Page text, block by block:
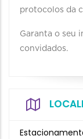
protocolos da
Garanta o seu
convidados.